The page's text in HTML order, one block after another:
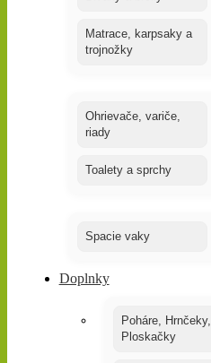
Matrace, karpsaky a
trojnožky
Ohrievače, variče,
riady
Toalety a sprchy
Spacie vaky
Doplnky
Poháre, Hrnčeky,
Ploskačky